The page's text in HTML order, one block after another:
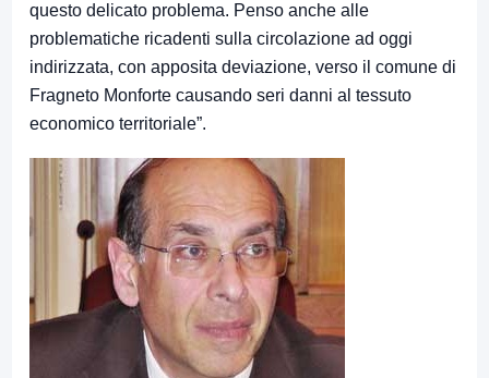
questo delicato problema. Penso anche alle
problematiche ricadenti sulla circolazione ad oggi
indirizzata, con apposita deviazione, verso il comune di
Fragneto Monforte causando seri danni al tessuto
economico territoriale”.